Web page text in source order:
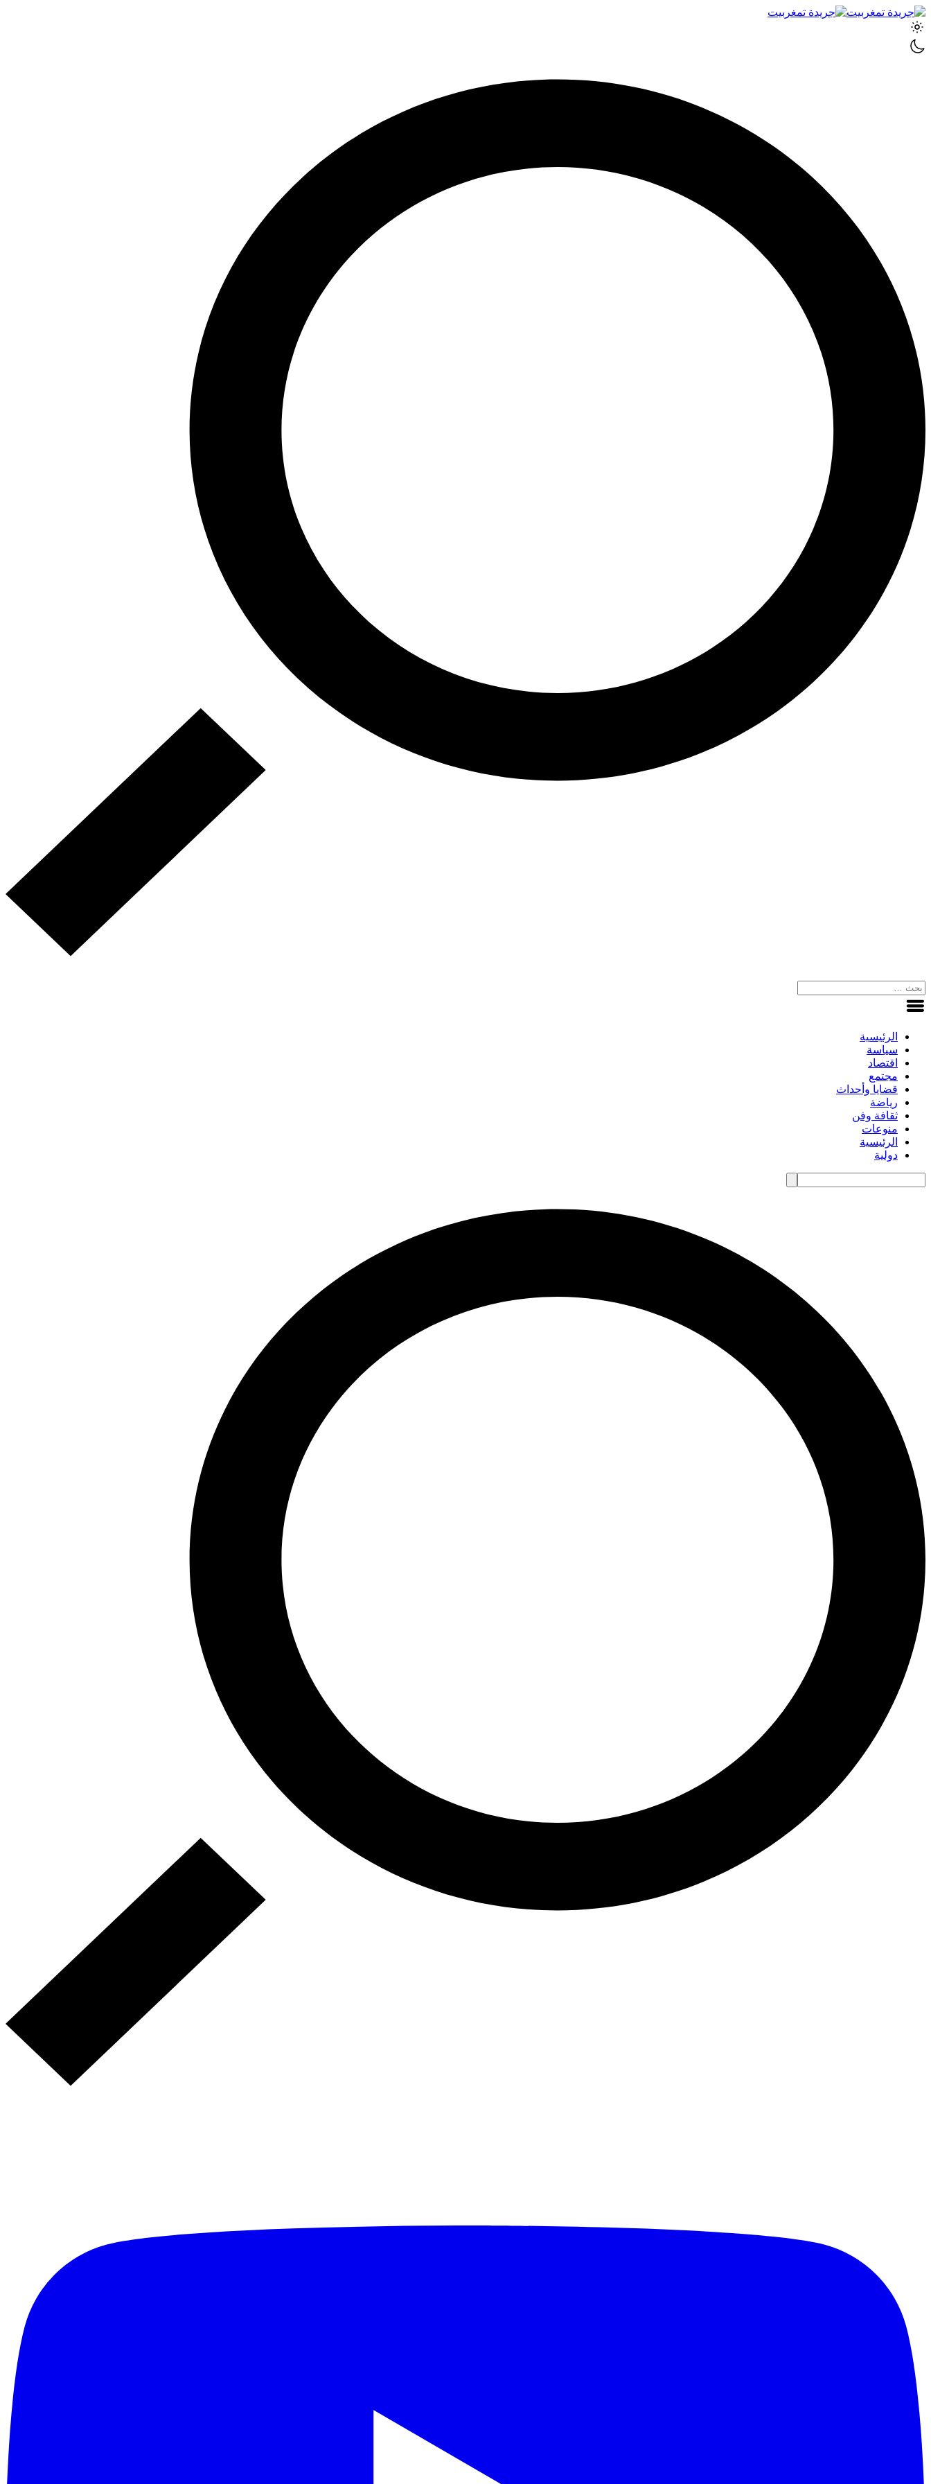
الرئيسية
سياسة
اقتصاد
مجتمع
قضايا وأحداث
رياضة
ثقافة وفن
منوعات
الرئيسية
دولية